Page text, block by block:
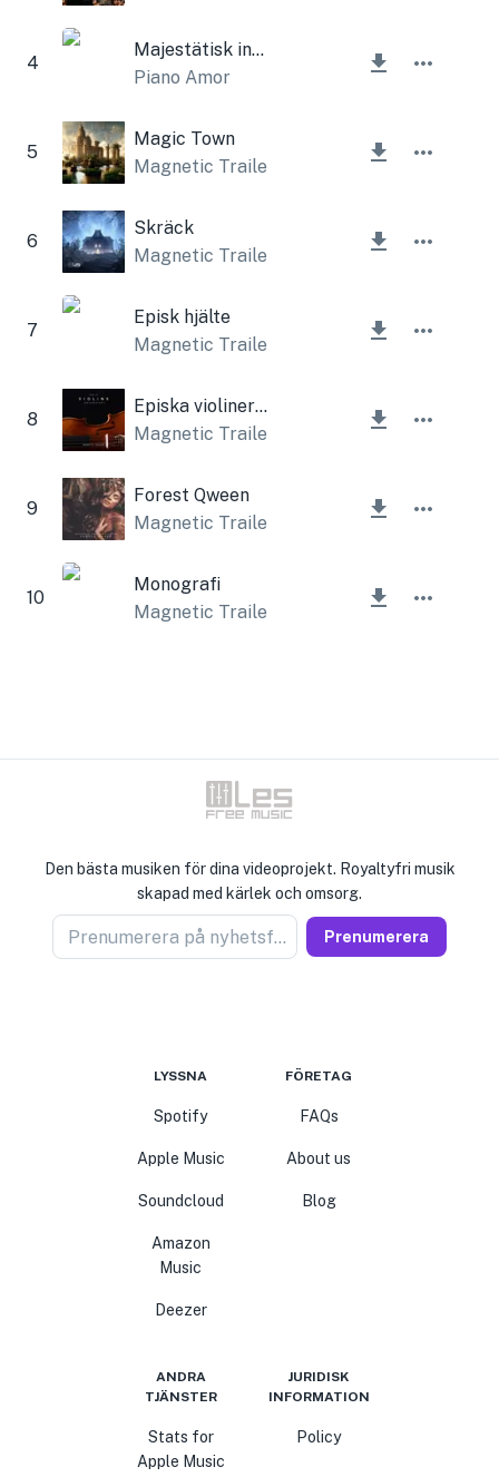
4
Majestätisk inspirerande atmosfär
Piano Amor
5
Magic Town
Magnetic Trailer
6
Skräck
Magnetic Trailer
7
Episk hjälte
Magnetic Trailer
8
Episka violiner (orkester)
Magnetic Trailer
9
Forest Qween
Magnetic Trailer
10
Monografi
Magnetic Trailer
Den bästa musiken för dina videoprojekt. Royaltyfri musik
skapad med kärlek och omsorg.
Prenumerera på nyhetsförsäljare Prenumerera
LYSSNA
Spotify
Apple Music
Soundcloud
Amazon
Music
Deezer
FÖRETAG
FAQs
About us
Blog
ANDRA
TJÄNSTER
Stats for
Apple Music
JURIDISK
INFORMATION
Policy